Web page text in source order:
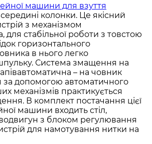
машини для взуття
колонки. Це якісний
з механізмом
для стабільної роботи з товстою
горизонтального
в нього легко
Система змащення на
– на човник
за допомогою автоматичного
механізмів практикується
В комплект постачання цієї
машини входить стіл,
з блоком регулювання
для намотування нитки на